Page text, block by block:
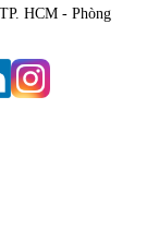
HCM - Phòng